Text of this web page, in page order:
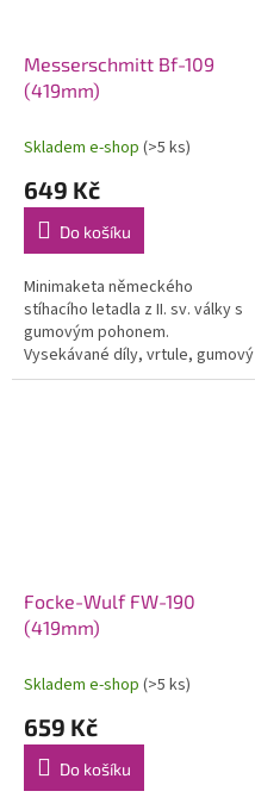
Messerschmitt Bf-109
(419mm)
Skladem e-shop (>5 ks)
649 Kč
Do košíku
Minimaketa německého
stíhacího letadla z II. sv. války s
gumovým pohonem.
Vysekávané díly, vrtule, gumový
svazek a potah. materiál.
Focke-Wulf FW-190
(419mm)
Skladem e-shop (>5 ks)
659 Kč
Do košíku